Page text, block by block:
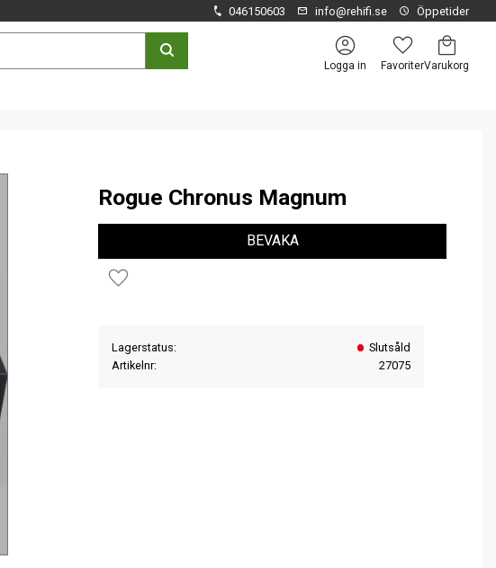
046150603 info@rehifi.se Öppetider
Logga in
Favoriter
Kundvagn
Rogue Chronus Magnum
Lägg till i favoriter
BEVAKA
Lagerstatus
Slutsåld
Artikelnr
27075